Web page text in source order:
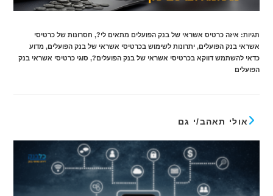
תגיות: איזה כרטיס אשראי של בנק הפועלים מתאים לי?, חסרונות של כרטיסי
אשראי בנק הפועלים, יתרונות לשימוש בכרטיסי אשראי של בנק הפועלים, מדוע
כדאי להשתמש דווקא בכרטיסי אשראי של בנק הפועלים?, סוגי כרטיסי אשראי בנק
הפועלים
אולי תאהב/י גם